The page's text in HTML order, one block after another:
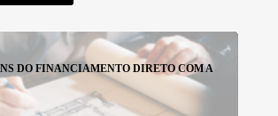
DO FINANCIAMENTO DIRETO COM A